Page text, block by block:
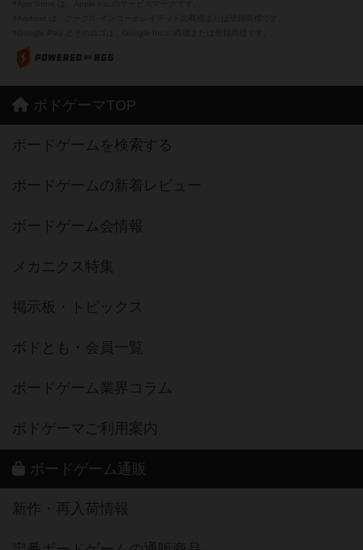
ボドゲーマTOP
ボードゲームを検索する
ボードゲームの新着レビュー
ボードゲーム会情報
メカニクス特集
掲示板・トピックス
ボドとも・会員一覧
ボードゲーム業界コラム
ボドゲーマご利用案内
ボードゲーム通販
新作・再入荷情報